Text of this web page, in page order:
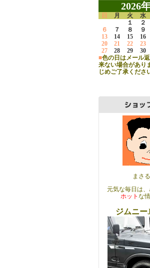
2026
日 月 火 水
１
２
６
７ ８ ９
13
14 15 16
20
21 22 23
27
28 29
30
■色の日はメール
来ない場合があり
じめご了承くださ
まさ
元気な毎日は、
ホット な
ジムニー